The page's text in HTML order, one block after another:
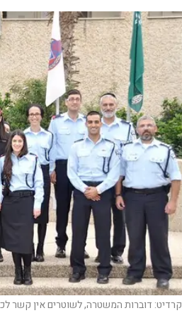
קרדיט: דוברות המשטרה, לשוטרים אין קשר